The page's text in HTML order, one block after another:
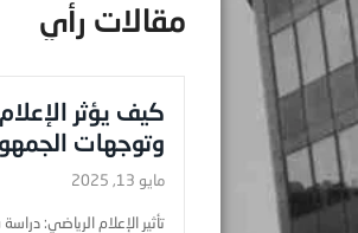
مقالات رأي
كيف يؤثر
وتوجهات
مايو 13, 2025
تأثير الإعلام الرياضي: